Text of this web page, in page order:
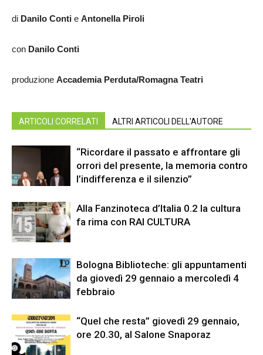
di Danilo Conti e Antonella Piroli
con Danilo Conti
produzione Accademia Perduta/Romagna Teatri
ARTICOLI CORRELATI ALTRI ARTICOLI DELL'AUTORE
“Ricordare il passato e affrontare gli
orrori del presente, la memoria contro
l’indifferenza e il silenzio”
Alla Fanzinoteca d’Italia 0.2 la cultura
fa rima con RAI CULTURA
Bologna Biblioteche: gli appuntamenti
da giovedì 29 gennaio a mercoledì 4
febbraio
“Quel che resta” giovedì 29 gennaio,
ore 20.30, al Salone Snaporaz